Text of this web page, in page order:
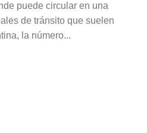
puede circular en una
de tránsito que suelen
la número...